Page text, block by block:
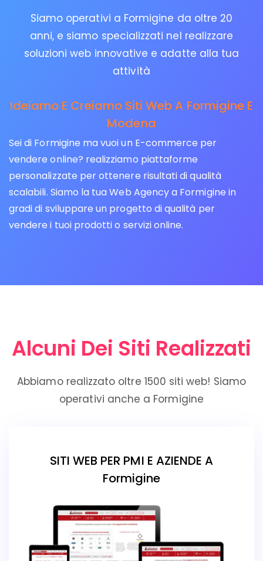
Siamo operativi a Formigine da oltre 20
anni, e siamo specializzati nel realizzare
soluzioni web innovative e adatte alla tua
attività
Ideiamo E Creiamo Siti Web A Formigine E
Modena
Sei di Formigine ma vuoi un E-commerce per
vendere online? realizziamo piattaforme
personalizzate per ottenere risultati di qualità
scalabili. Siamo la tua Web Agency a Formigine in
gradi di sviluppare un progetto di qualità per
vendere i tuoi prodotti o servizi online.
Alcuni Dei Siti Realizzati
Abbiamo realizzato oltre 1500 siti web! Siamo
operativi anche a Formigine
SITI WEB PER PMI E AZIENDE A
Formigine